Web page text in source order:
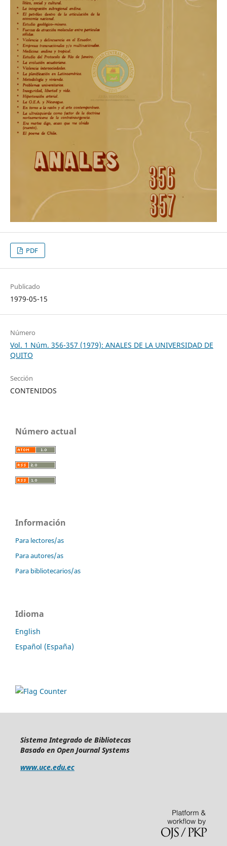
PDF
Publicado
1979-05-15
Número
Vol. 1 Núm. 356-357 (1979): ANALES DE LA UNIVERSIDAD DE
QUITO
Sección
CONTENIDOS
Número actual
Información
Para lectores/as
Para autores/as
Para bibliotecarios/as
Idioma
English
Español (España)
Sistema Integrado de Bibliotecas
Basado en Open Journal Systems
www.uce.edu.ec